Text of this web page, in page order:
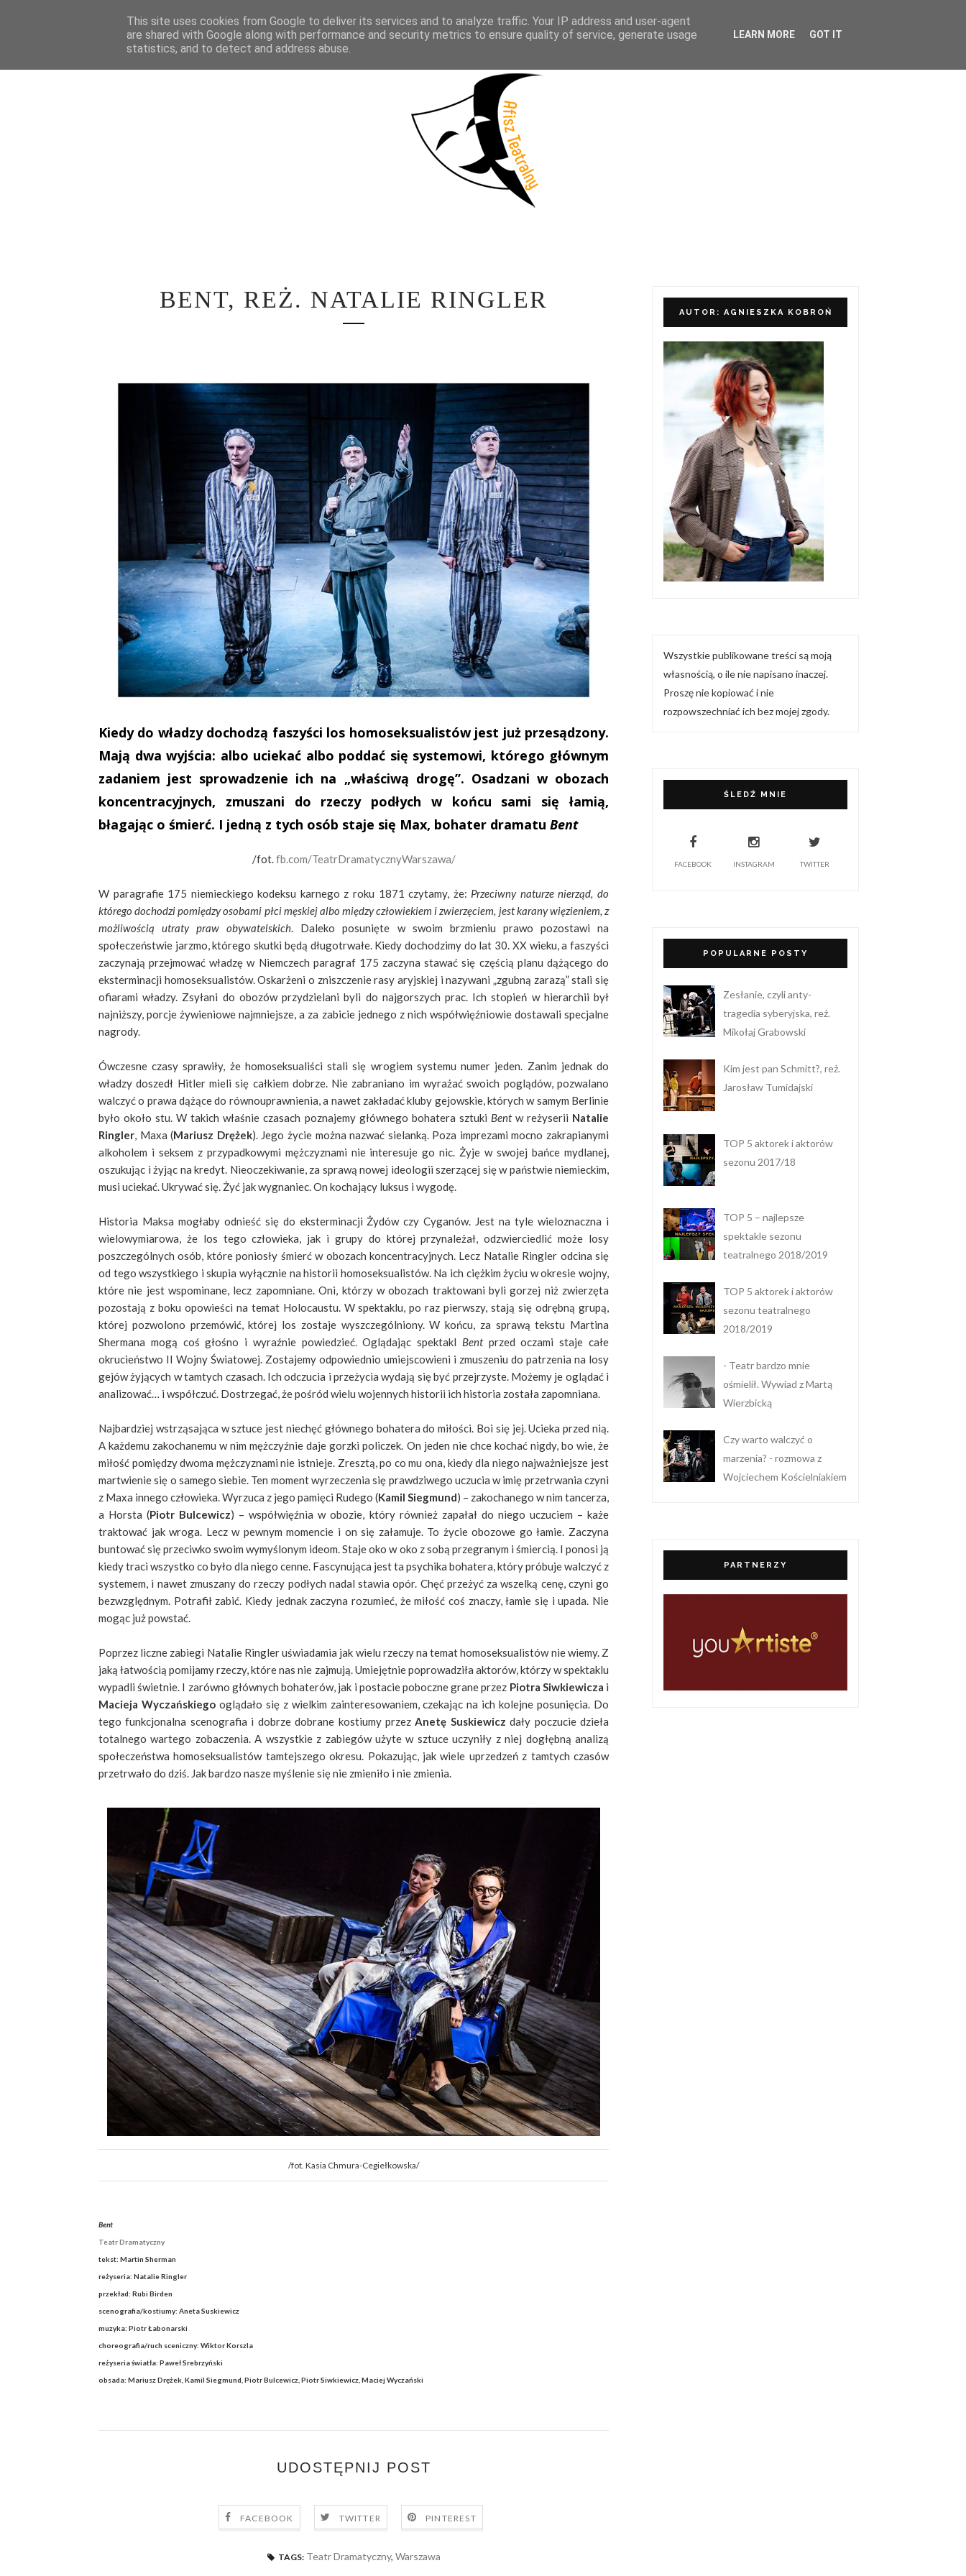
STRONA GŁÓWNA WOKÓŁ TEATRU SPEKTAKLE WYWIADY LITERATURA PRÓBY MEDIALNE WSPÓŁPRACA I KONTAKT
BENT, REŻ. NATALIE RINGLER
Kiedy do władzy dochodzą faszyści los homoseksualistów jest już przesądzony.
Mają dwa wyjścia: albo uciekać albo poddać się systemowi, którego głównym
zadaniem jest sprowadzenie ich na „właściwą drogę”. Osadzani w obozach
koncentracyjnych, zmuszani do rzeczy podłych w końcu sami się łamią,
błagając o śmierć. I jedną z tych osób staje się Max, bohater dramatu Bent
/fot.fb.com/TeatrDramatycznyWarszawa/
W paragrafie 175 niemieckiego kodeksu karnego z roku 1871 czytamy, że: Przeciwny naturze nierząd, do
którego dochodzi pomiędzy osobami płci męskiej albo między człowiekiem i zwierzęciem, jest karany więzieniem, z
możliwością utraty praw obywatelskich. Daleko posunięte w swoim brzmieniu prawo pozostawi na
społeczeństwie jarzmo, którego skutki będą długotrwałe. Kiedy dochodzimy do lat 30. XX wieku, a faszyści
zaczynają przejmować władzę w Niemczech paragraf 175 zaczyna stawać się częścią planu dążącego do
eksterminacji homoseksualistów. Oskarżeni o zniszczenie rasy aryjskiej i nazywani „zgubną zarazą” stali się
ofiarami władzy. Zsyłani do obozów przydzielani byli do najgorszych prac. Ich stopień w hierarchii był
najniższy, porcje żywieniowe najmniejsze, a za zabicie jednego z nich współwięźniowie dostawali specjalne
nagrody.
Ówczesne czasy sprawiły, że homoseksualiści stali się wrogiem systemu numer jeden. Zanim jednak do
władzy doszedł Hitler mieli się całkiem dobrze. Nie zabraniano im wyrażać swoich poglądów, pozwalano
walczyć o prawa dążące do równouprawnienia, a nawet zakładać kluby gejowskie, których w samym Berlinie
było około stu. W takich właśnie czasach poznajemy głównego bohatera sztuki Bentw reżyserii Natalie
Ringler, Maxa (Mariusz Drężek). Jego życie można nazwać sielanką. Poza imprezami mocno zakrapianymi
alkoholem i seksem z przypadkowymi mężczyznami nie interesuje go nic. Żyje w swojej bańce mydlanej,
oszukując i żyjąc na kredyt. Nieoczekiwanie, za sprawą nowej ideologii szerzącej się w państwie niemieckim,
musi uciekać. Ukrywać się. Żyć jak wygnaniec. On kochający luksus i wygodę.
Historia Maksa mogłaby odnieść się do eksterminacji Żydów czy Cyganów. Jest na tyle wieloznaczna i
wielowymiarowa, że los tego człowieka, jak i grupy do której przynależał, odzwierciedlić może losy
poszczególnych osób, które poniosły śmierć w obozach koncentracyjnych. Lecz Natalie Ringler odcina się
od tego wszystkiego i skupia wyłącznie na historii homoseksualistów. Na ich ciężkim życiu w okresie wojny,
które nie jest wspominane, lecz zapomniane. Oni, którzy w obozach traktowani byli gorzej niż zwierzęta
pozostają z boku opowieści na temat Holocaustu. W spektaklu, po raz pierwszy, stają się odrębną grupą,
której pozwolono przemówić, której los zostaje wyszczególniony. W końcu, za sprawą tekstu Martina
Shermana mogą coś głośno i wyraźnie powiedzieć. Oglądając spektakl Bentprzed oczami staje całe
okrucieństwo II Wojny Światowej. Zostajemy odpowiednio umiejscowieni i zmuszeniu do patrzenia na losy
gejów żyjących w tamtych czasach. Ich odczucia i przeżycia wydają się być przejrzyste. Możemy je oglądać i
analizować… i współczuć. Dostrzegać, że pośród wielu wojennych historii ich historia została zapomniana.
Najbardziej wstrząsająca w sztuce jest niechęć głównego bohatera do miłości. Boi się jej. Ucieka przed nią.
A każdemu zakochanemu w nim mężczyźnie daje gorzki policzek. On jeden nie chce kochać nigdy, bo wie, że
miłość pomiędzy dwoma mężczyznami nie istnieje. Zresztą, po co mu ona, kiedy dla niego najważniejsze jest
martwienie się o samego siebie. Ten moment wyrzeczenia się prawdziwego uczucia w imię przetrwania czyni
z Maxa innego człowieka. Wyrzuca z jego pamięci Rudego (Kamil Siegmund) – zakochanego w nim tancerza,
a Horsta (Piotr Bulcewicz) – współwięźnia w obozie, który również zapałał do niego uczuciem – każe
traktować jak wroga. Lecz w pewnym momencie i on się załamuje. To życie obozowe go łamie. Zaczyna
buntować się przeciwko swoim wymyślonym ideom. Staje oko w oko z sobą przegranym i śmiercią. I ponosi ją
kiedy traci wszystko co było dla niego cenne. Fascynująca jest ta psychika bohatera, który próbuje walczyć z
systemem, i nawet zmuszany do rzeczy podłych nadal stawia opór. Chęć przeżyć za wszelką cenę, czyni go
bezwzględnym. Potrafił zabić. Kiedy jednak zaczyna rozumieć, że miłość coś znaczy, łamie się i upada. Nie
mogąc już powstać.
Poprzez liczne zabiegi Natalie Ringler uświadamia jak wielu rzeczy na temat homoseksualistów nie wiemy. Z
jaką łatwością pomijamy rzeczy, które nas nie zajmują. Umiejętnie poprowadziła aktorów, którzy w spektaklu
wypadli świetnie. I zarówno głównych bohaterów, jak i postacie poboczne grane przez Piotra Siwkiewicza i
Macieja Wyczańskiegooglądało się z wielkim zainteresowaniem, czekając na ich kolejne posunięcia. Do
tego funkcjonalna scenografia i dobrze dobrane kostiumy przezAnetę Suskiewicz dały poczucie dzieła
totalnego wartego zobaczenia. A wszystkie z zabiegów użyte w sztuce uczyniły z niej dogłębną analizą
społeczeństwa homoseksualistów tamtejszego okresu. Pokazując, jak wiele uprzedzeń z tamtych czasów
przetrwało do dziś. Jak bardzo nasze myślenie się nie zmieniło i nie zmienia.
/fot. Kasia Chmura-Cegiełkowska/
Bent
Teatr Dramatyczny
tekst: Martin Sherman
reżyseria: Natalie Ringler
przekład: Rubi Birden
scenografia/kostiumy: Aneta Suskiewicz
muzyka: Piotr Łabonarski
choreografia/ruch sceniczny: Wiktor Korszla
reżyseria światła: Paweł Srebrzyński
obsada: Mariusz Drężek, Kamil Siegmund, Piotr Bulcewicz, Piotr Siwkiewicz, Maciej Wyczański
UDOSTĘPNIJ POST
FACEBOOK TWITTER PINTEREST
TAGS: Teatr Dramatyczny, Warszawa
AUTOR: AGNIESZKA KOBROŃ
Wszystkie publikowane treści są moją
własnością, o ile nie napisano inaczej.
Proszę nie kopiować i nie
rozpowszechniać ich bez mojej zgody.
ŚLEDŹ MNIE
FACEBOOK INSTAGRAM TWITTER
POPULARNE POSTY
Zesłanie, czyli anty-
tragedia syberyjska, reż.
Mikołaj Grabowski
Kim jest pan Schmitt?, reż.
Jarosław Tumidajski
TOP 5 aktorek i aktorów
sezonu 2017/18
TOP 5 – najlepsze
spektakle sezonu
teatralnego 2018/2019
TOP 5 aktorek i aktorów
sezonu teatralnego
2018/2019
- Teatr bardzo mnie
ośmielił. Wywiad z Martą
Wierzbicką
Czy warto walczyć o
marzenia? - rozmowa z
Wojciechem Kościelniakiem
PARTNERZY
This site uses cookies from Google to deliver its services and to analyze traffic. Your IP address and user-agent
are shared with Google along with performance and security metrics to ensure quality of service, generate usage
statistics, and to detect and address abuse.
LEARN MORE GOT IT